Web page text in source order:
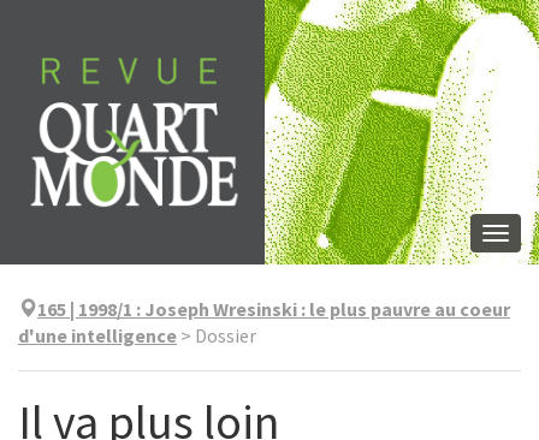
content
165 | 1998/1 : Joseph Wresinski : le plus pauvre au coeur
d'une intelligence > Dossier
Il va plus loin